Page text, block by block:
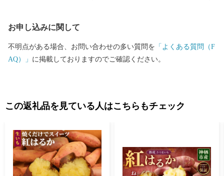
お申し込みに関して
不明点がある場合、お問い合わせの多い質問を 「よくある質問（F
AQ）」 に掲載しておりますのでご確認ください。
この返礼品を見ている人はこちらもチェック